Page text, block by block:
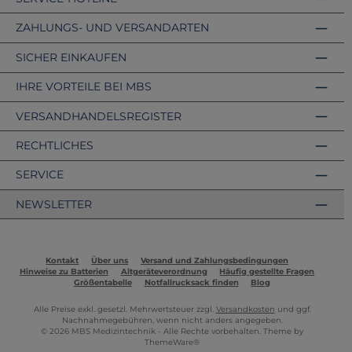
ZAHLUNGS- UND VERSANDARTEN
VERSANDHANDELSREGISTER
SICHER EINKAUFEN
IHRE VORTEILE BEI MBS
RECHTLICHES
SERVICE
NEWSLETTER
Kontakt Über uns
Versand und Zahlungsbedingungen
Hinweise zu Batterien
Altgeräteverordnung
Häufig gestellte Fragen
Größentabelle
Notfallrucksack finden Blog
Alle Preise exkl. gesetzl. Mehrwertsteuer zzgl. Versandkosten und ggf.
Nachnahmegebühren, wenn nicht anders angegeben.
© 2026 MBS Medizintechnik - Alle Rechte vorbehalten. Theme by
ThemeWare®